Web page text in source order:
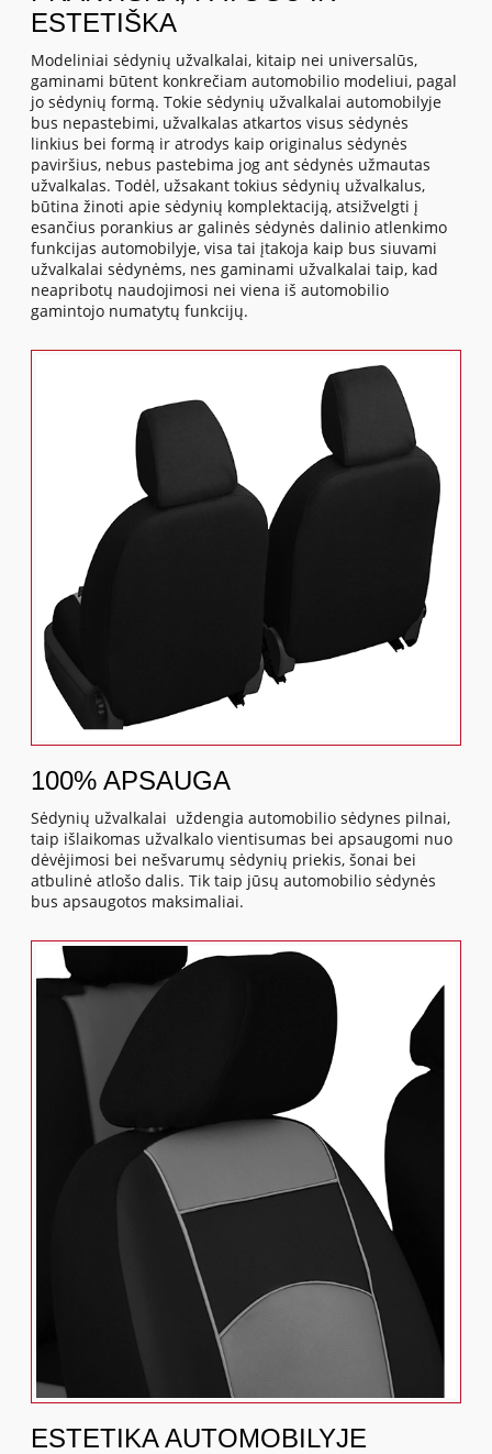
ESTETIŠKA
Modeliniai sėdynių užvalkalai, kitaip nei universalūs,
gaminami būtent konkrečiam automobilio modeliui, pagal
jo sėdynių formą. Tokie sėdynių užvalkalai automobilyje
bus nepastebimi, užvalkalas atkartos visus sėdynės
linkius bei formą ir atrodys kaip originalus sėdynės
paviršius, nebus pastebima jog ant sėdynės užmautas
užvalkalas. Todėl, užsakant tokius sėdynių užvalkalus,
būtina žinoti apie sėdynių komplektaciją, atsižvelgti į
esančius porankius ar galinės sėdynės dalinio atlenkimo
funkcijas automobilyje, visa tai įtakoja kaip bus siuvami
užvalkalai sėdynėms, nes gaminami užvalkalai taip, kad
neapribotų naudojimosi nei viena iš automobilio
gamintojo numatytų funkcijų.
100% APSAUGA
Sėdynių užvalkalai uždengia automobilio sėdynes pilnai,
taip išlaikomas užvalkalo vientisumas bei apsaugomi nuo
dėvėjimosi bei nešvarumų sėdynių priekis, šonai bei
atbulinė atlošo dalis. Tik taip jūsų automobilio sėdynės
bus apsaugotos maksimaliai.
ESTETIKA AUTOMOBILYJE